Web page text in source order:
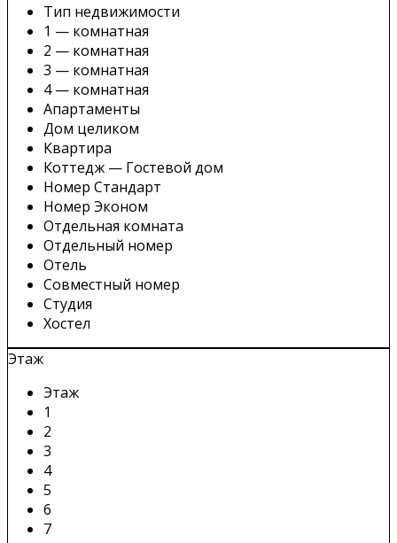
Тип недвижимости
1 — комнатная
2 — комнатная
3 — комнатная
4 — комнатная
Апартаменты
Дом целиком
Квартира
Коттедж — Гостевой дом
Номер Стандарт
Номер Эконом
Отдельная комната
Отдельный номер
Отель
Совместный номер
Студия
Хостел
Этаж
Этаж
1
2
3
4
5
6
7